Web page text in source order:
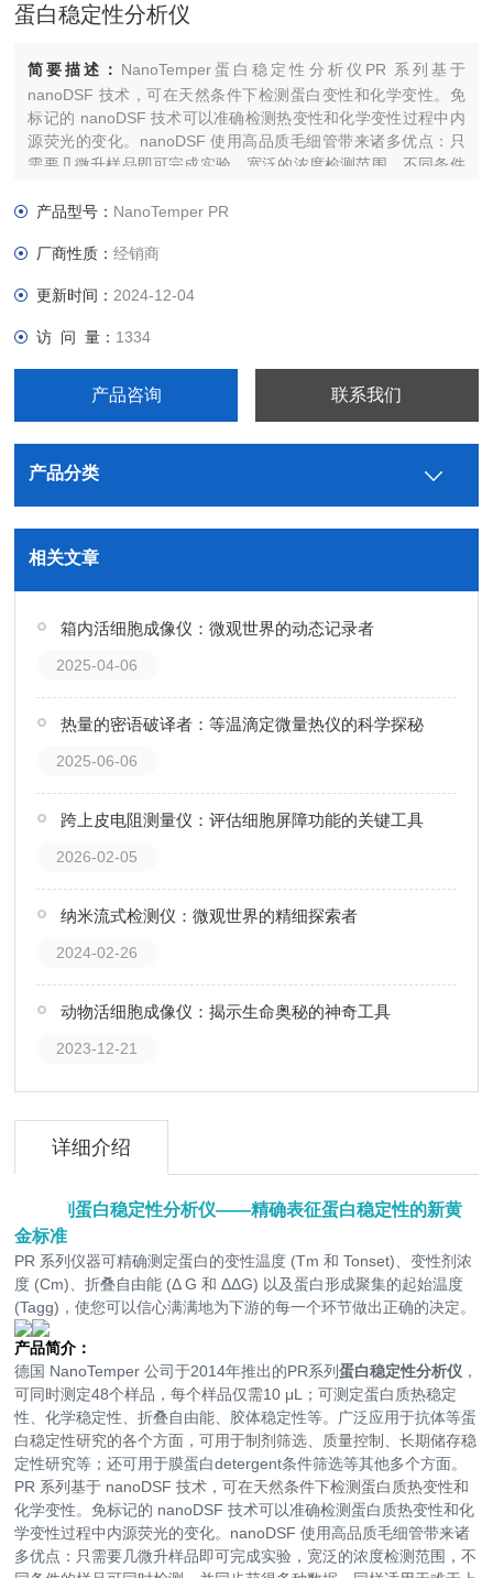
蛋白稳定性分析仪
简要描述： NanoTemper蛋白稳定性分析仪PR 系列基于
nanoDSF 技术，可在天然条件下检测蛋白变性和化学变性。免
标记的 nanoDSF 技术可以准确检测热变性和化学变性过程中内
源荧光的变化。nanoDSF 使用高品质毛细管带来诸多优点：只
需要几微升样品即可完成实验，宽泛的浓度检测范围，不同条件
的粘稠样品。
产品型号： NanoTemper PR
厂商性质：经销商
更新时间： 2024-12-04
访 问 量： 1334
产品咨询 联系我们
产品分类
相关文章
箱内活细胞成像仪：微观世界的动态记录者
2025-04-06
热量的密语破译者：等温滴定微量热仪的科学探秘
2025-06-06
跨上皮电阻测量仪：评估细胞屏障功能的关键工具
2026-02-05
纳米流式检测仪：微观世界的精细探索者
2024-02-26
动物活细胞成像仪：揭示生命奥秘的神奇工具
2023-12-21
详细介绍
PR系列蛋白稳定性分析仪——精确表征蛋白稳定性的新黄
金标准
PR 系列仪器可精确测定蛋白的变性温度 (Tm和 Tonset)、变性剂浓
度 (Cm)、折叠自由能 (Δ G 和 ΔΔG) 以及蛋白形成聚集的起始温度
(Tagg)，使您可以信心满满地为下游的每一个环节做出正确的决定。
产品简介：
德国 NanoTemper 公司于2014年推出的PR系列蛋白稳定性分析仪 ，
可同时测定48个样品，每个样品仅需10 μL；可测定蛋白质热稳定
性、化学稳定性、折叠自由能、胶体稳定性等。广泛应用于抗体等蛋
白稳定性研究的各个方面，可用于制剂筛选、质量控制、长期储存稳
定性研究等；还可用于膜蛋白detergent条件筛选等其他多个方面。
PR 系列基于 nanoDSF 技术，可在天然条件下检测蛋白质热变性和
化学变性。免标记的 nanoDSF 技术可以准确检测蛋白质热变性和化
学变性过程中内源荧光的变化。nanoDSF 使用高品质毛细管带来诸
多优点：只需要几微升样品即可完成实验，宽泛的浓度检测范围，不